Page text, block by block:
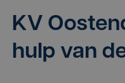
KV
hulp van